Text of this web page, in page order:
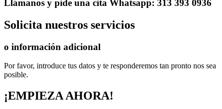
Llámanos y pide una cita Whatsapp: 313 393 0936
Solicita nuestros servicios
o información adicional
Por favor, introduce tus datos y te responderemos tan pronto nos sea
posible.
¡EMPIEZA AHORA!